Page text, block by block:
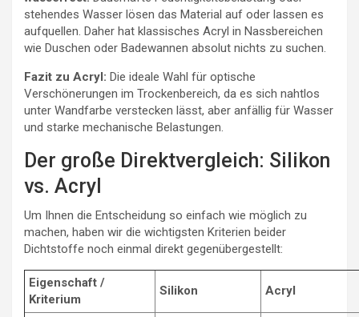
stehendes Wasser lösen das Material auf oder lassen es
aufquellen. Daher hat klassisches Acryl in Nassbereichen
wie Duschen oder Badewannen absolut nichts zu suchen.
Fazit zu Acryl: Die ideale Wahl für optische
Verschönerungen im Trockenbereich, da es sich nahtlos
unter Wandfarbe verstecken lässt, aber anfällig für Wasser
und starke mechanische Belastungen.
Der große Direktvergleich: Silikon
vs. Acryl
Um Ihnen die Entscheidung so einfach wie möglich zu
machen, haben wir die wichtigsten Kriterien beider
Dichtstoffe noch einmal direkt gegenübergestellt:
Eigenschaft /
Kriterium
Silikon Acryl